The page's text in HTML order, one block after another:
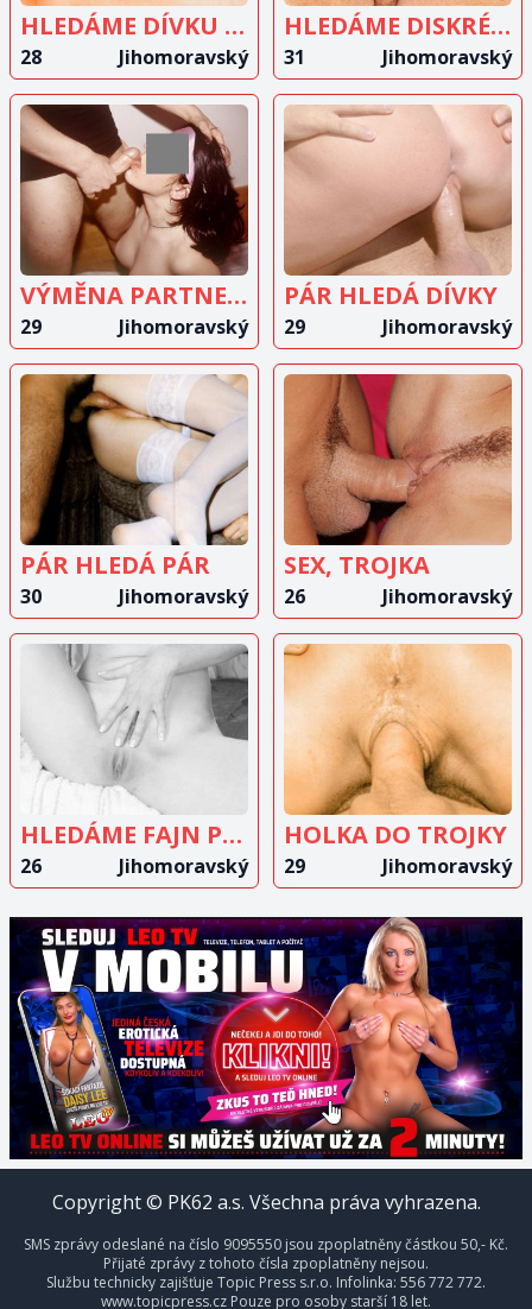
HLEDÁME DÍVKU 18-25 LET
28 Jihomoravský
HLEDÁME DISKRÉTNÍHO BI MUŽE
31 Jihomoravský
ZOBRAZIT
INZERÁT
VÝMĚNA PARTNERŮ
29 Jihomoravský
ZOBRAZIT
INZERÁT
PÁR HLEDÁ DÍVKY
29 Jihomoravský
ZOBRAZIT
INZERÁT
PÁR HLEDÁ PÁR
30 Jihomoravský
ZOBRAZIT
INZERÁT
SEX, TROJKA
26 Jihomoravský
ZOBRAZIT
INZERÁT
HLEDÁME FAJN PÁR
26 Jihomoravský
ZOBRAZIT
INZERÁT
HOLKA DO TROJKY
29 Jihomoravský
Copyright © PK62 a.s. Všechna práva vyhrazena.
SMS zprávy odeslané na číslo 9095550 jsou zpoplatněny částkou 50,- Kč.
Přijaté zprávy z tohoto čísla zpoplatněny nejsou.
Službu technicky zajišťuje Topic Press s.r.o. Infolinka: 556 772 772.
www.topicpress.cz Pouze pro osoby starší 18 let.